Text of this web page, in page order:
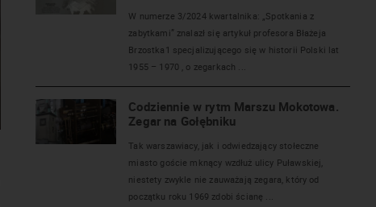
W numerze 3/2024 kwartalnika: „Spotkania z
zabytkami” znalazł się artykuł profesora Błażeja
Brzostka1 specjalizującego się w historii Polski lat
1955 – 1970 , o zegarkach ...
Codziennie w rytm Marszu Mokotowa.
Zegar na Gołębniku
Tak warszawiacy, jak i odwiedzający stołeczne
miasto goście mknący wzdłuż ulicy Puławskiej,
niestety zwykle nie zauważają zegara, który od
początku roku 1969 zdobi ścianę ...